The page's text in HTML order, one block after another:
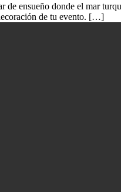
ensueño donde el mar
de tu evento. […]